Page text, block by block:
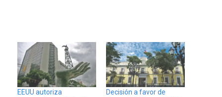
EEUU autoriza
Decisión a favor de